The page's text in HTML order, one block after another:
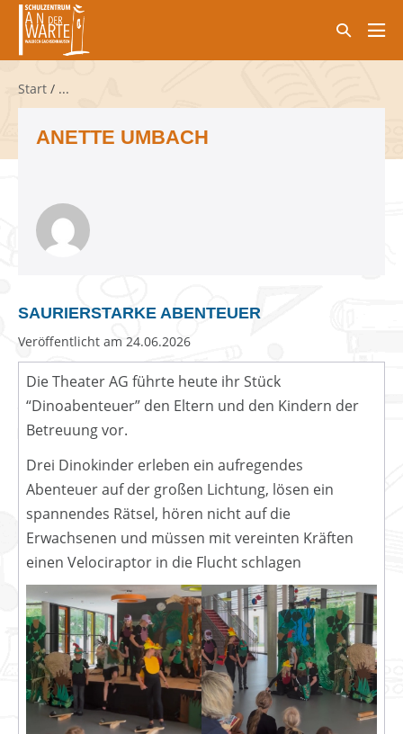
Zum
Inhalt
springen
Suche-
Start /
ANETTE UMBACH
SAURIERSTARKE ABENTEUER
Veröffentlicht am 24.06.2026
Die Theater AG führte heute ihr Stück
“Dinoabenteuer” den Eltern und den Kindern der
Betreuung vor.
Drei Dinokinder erleben ein aufregendes
Abenteuer auf der großen Lichtung, lösen ein
spannendes Rätsel, hören nicht auf die
Erwachsenen und müssen mit vereinten Kräften
einen Velociraptor in die Flucht schlagen